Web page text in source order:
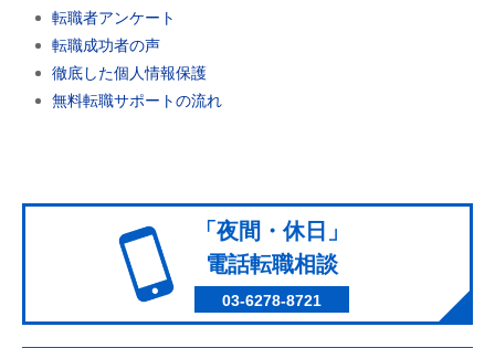
転職者アンケート
転職成功者の声
徹底した個人情報保護
無料転職サポートの流れ
「夜間・休日」
電話転職相談
03-6278-8721